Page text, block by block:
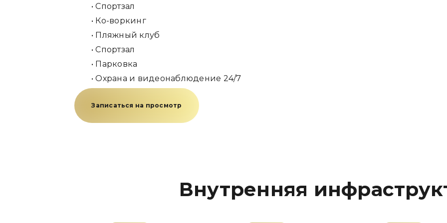
• Спортзал
• Ко-воркинг
• Пляжный клуб
• Спортзал
• Парковка
• Охрана и видеонаблюдение 24/7
Записаться на просмотр
Внутренняя